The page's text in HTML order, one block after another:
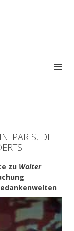
PARIS, DIE
zu Walter